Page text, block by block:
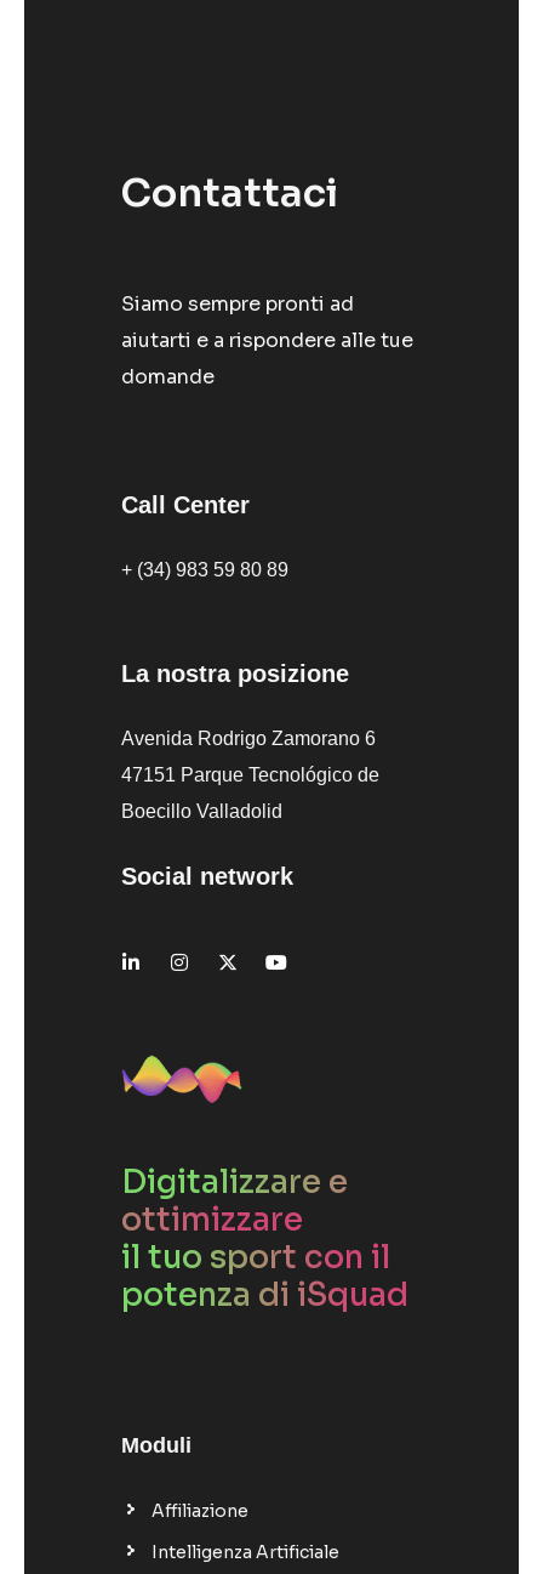
Contattaci
Siamo sempre pronti ad
aiutarti e a rispondere alle tue
domande
Call Center
+ (34) 983 59 80 89
La nostra posizione
Avenida Rodrigo Zamorano 6
47151 Parque Tecnológico de
Boecillo Valladolid
Social network
Digitalizzare e
ottimizzare
il tuo sport con il
potenza di iSquad
Moduli
Affiliazione
Intelligenza Artificiale